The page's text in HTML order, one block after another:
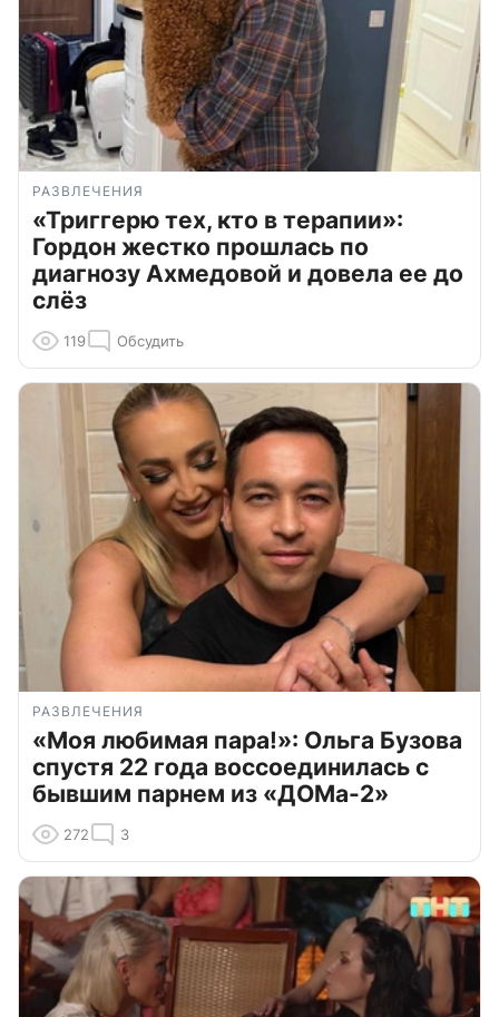
РАЗВЛЕЧЕНИЯ
«Триггерю тех, кто в терапии»:
Гордон жестко прошлась по
диагнозу Ахмедовой и довела ее до
слёз
119 Обсудить
РАЗВЛЕЧЕНИЯ
«Моя любимая пара!»: Ольга Бузова
спустя 22 года воссоединилась с
бывшим парнем из «ДОМа-2»
272 3